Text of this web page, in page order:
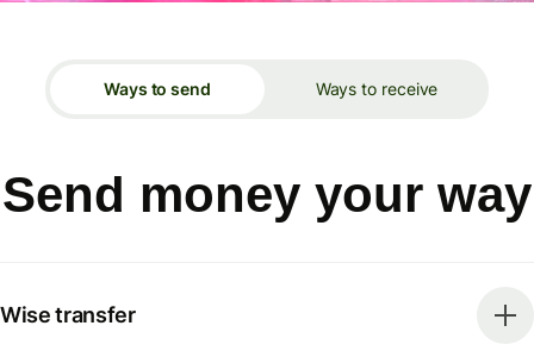
Ways to send Ways to receive
Send money your way
Wise transfer